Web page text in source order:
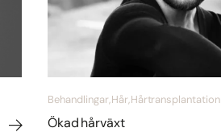
Behandlingar, Hår, Hårtransplantation
Ökad hårväxt